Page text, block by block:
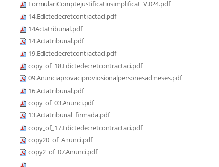
FormulariComptejustificatiusimplificat_V.024.pdf
14.Edictedecretcontractaci.pdf
14Actatribunal.pdf
14.Actatribunal.pdf
19.Edictedecretcontractaci.pdf
copy_of_18.Edictedecretcontractaci.pdf
09.Anunciaprovaciproviosionalpersonesadmeses.pdf
16.Actatribunal.pdf
copy_of_03.Anunci.pdf
13.Actatribunal_firmada.pdf
copy_of_17.Edictedecretcontractaci.pdf
copy20_of_Anunci.pdf
copy2_of_07.Anunci.pdf